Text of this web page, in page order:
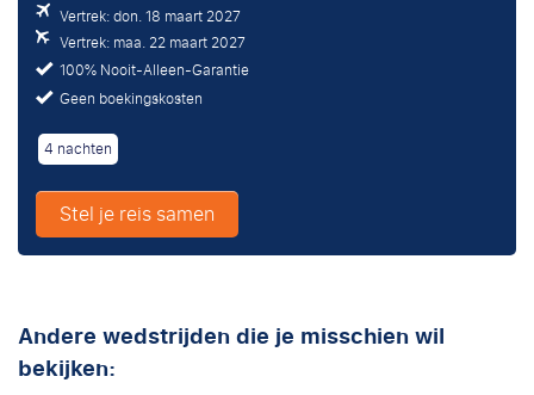
Vertrek: don. 18 maart 2027
Vertrek: maa. 22 maart 2027
100% Nooit-Alleen-Garantie
Geen boekingskosten
4 nachten
Stel je reis samen
Andere wedstrijden die je misschien wil
bekijken: